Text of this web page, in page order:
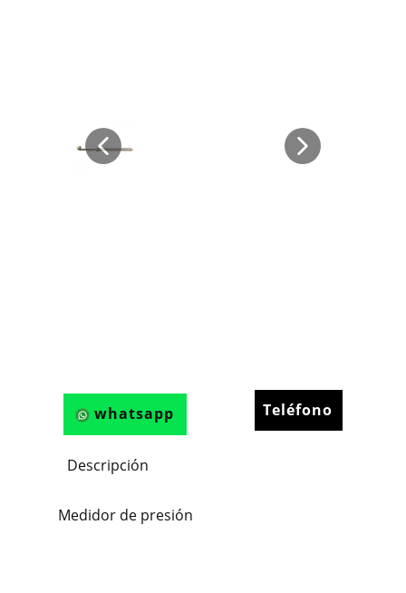
whatsapp Teléfono
Descripción
Medidor de presión